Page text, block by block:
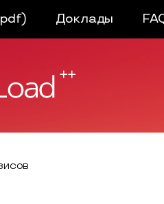
Доклады